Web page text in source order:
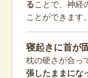
ることで、神経
ことができます。
寝起きに首が
枕の硬さが合っ
張したままにな